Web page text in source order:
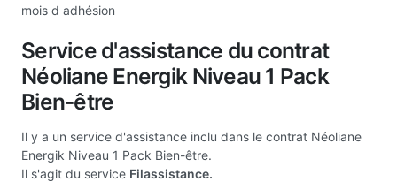
mois d adhésion
Service d'assistance du contrat
Néoliane Energik Niveau 1 Pack
Bien-être
Il y a un service d'assistance inclu dans le contrat Néoliane
Energik Niveau 1 Pack Bien-être.
Il s'agit du service Filassistance.